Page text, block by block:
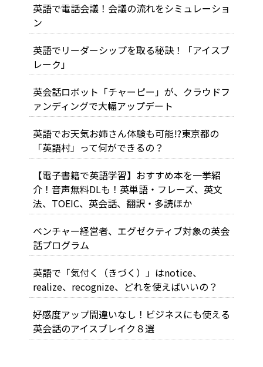
英語で電話会議！会議の流れをシミュレーショ
ン
英語でリーダーシップを取る秘訣！「アイスブ
レーク」
英会話ロボット「チャーピー」が、クラウドフ
ァンディングで大幅アップデート
英語でお天気お姉さん体験も可能!?東京都の
「英語村」って何ができるの？
【電子書籍で英語学習】おすすめ本を一挙紹
介！音声無料DLも！英単語・フレーズ、英文
法、TOEIC、英会話、翻訳・多読ほか
ベンチャー経営者、エグゼクティブ対象の英会
話プログラム
英語で「気付く（きづく）」はnotice、
realize、recognize、どれを使えばいいの？
好感度アップ間違いなし！ビジネスにも使える
英会話のアイスブレイク８選